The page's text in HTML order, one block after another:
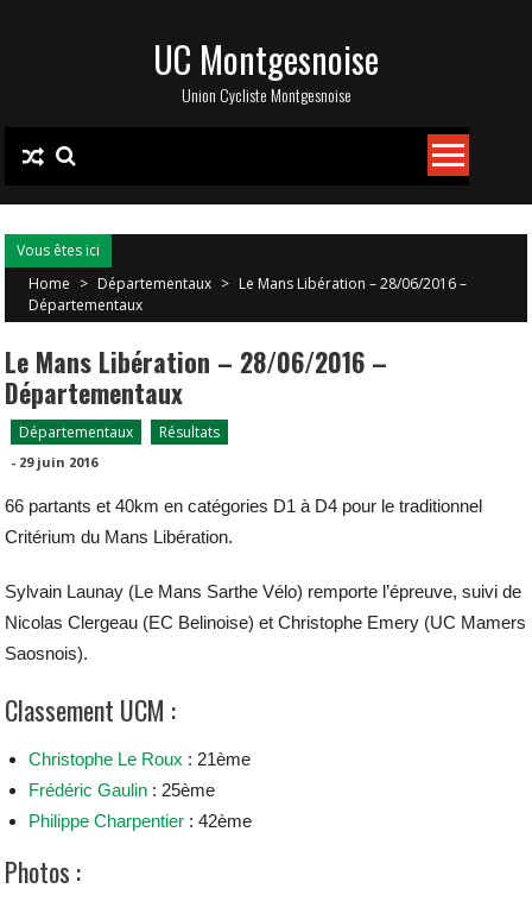
UC Montgesnoise
Union Cycliste Montgesnoise
Vous êtes ici
Home > Départementaux > Le Mans Libération – 28/06/2016 –
Départementaux
Le Mans Libération – 28/06/2016 –
Départementaux
Départementaux Résultats
- 29 juin 2016
66 partants et 40km en catégories D1 à D4 pour le traditionnel
Critérium du Mans Libération.
Sylvain Launay (Le Mans Sarthe Vélo) remporte l’épreuve, suivi de
Nicolas Clergeau (EC Belinoise) et Christophe Emery (UC Mamers
Saosnois).
Classement UCM :
Christophe Le Roux : 21ème
Frédéric Gaulin : 25ème
Philippe Charpentier : 42ème
Photos :